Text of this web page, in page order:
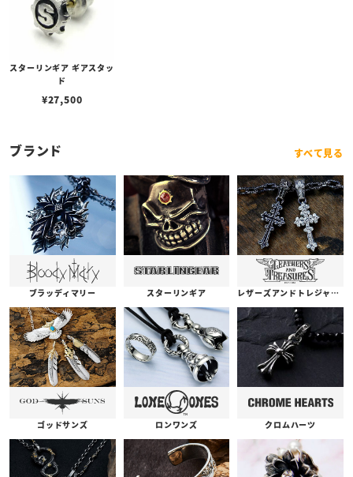
スターリンギア ギアスタッ
ド
¥27,500
ブランド すべて見る
ブラッディマリー スターリンギア レザーズアンドトレジャーズ
ゴッドサンズ ロンワンズ クロムハーツ